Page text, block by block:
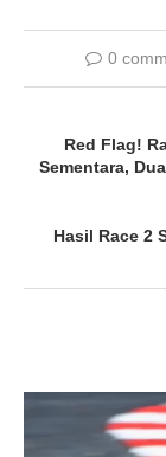
0
Red Flag!
Sementara,
Hasil Race 2